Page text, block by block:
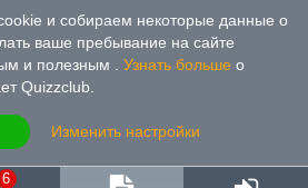
и собираем некоторые данные о
ваше пребывание на сайте
и полезным
Узнать больше о
Quizzclub.
Изменить настройки
6